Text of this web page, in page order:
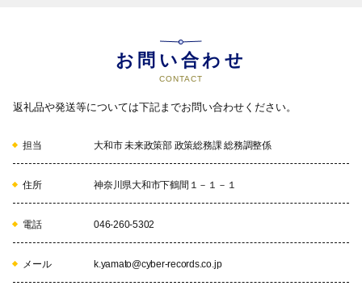
市民生活・商工農・まちづくり事業
07
市民活動の推進事業
芸術及び文化活動の振興事業
お問い合わせ
CONTACT
返礼品や発送等については下記までお問い合わせください。
担当 大和市 未来政策部 政策総務課 総務調整係
住所 神奈川県大和市下鶴間１－１－１
電話 046-260-5302
メール k.yamato@cyber-records.co.jp